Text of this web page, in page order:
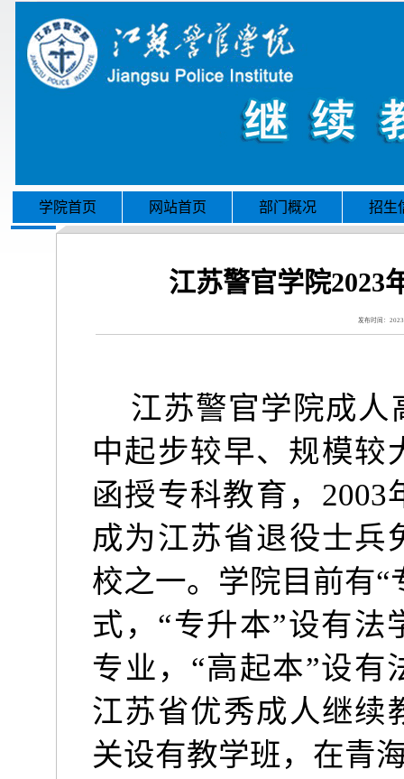
学院首页 网站首页 部门概况 招生
江苏警官学院2023
发布时间：
江苏警官学院成人
中起步较早、规模较
函授专科教育， 2003
成为江苏省退役士兵
校之一。学院目前有“
式， “专升本”设有法
专业， “高起本”设有
江苏省优秀成人继续
关设有教学班，在青